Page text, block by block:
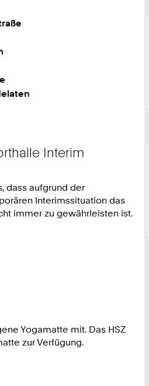
Interim
dass aufgrund der
Interimssituation das
immer zu gewährleisten ist.
Yogamatte mit. Das HSZ
zur Verfügung.